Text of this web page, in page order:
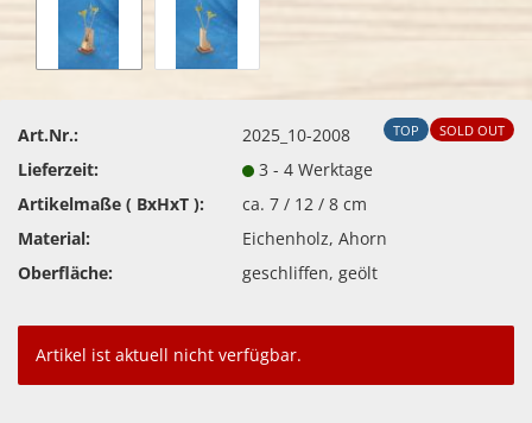
TOP SOLD OUT
Art.Nr.:
2025_10-2008
Lieferzeit:
3 - 4 Werktage
Artikelmaße ( BxHxT ):
ca. 7 / 12 / 8 cm
Material:
Eichenholz, Ahorn
Oberfläche:
geschliffen, geölt
Artikel ist aktuell nicht verfügbar.